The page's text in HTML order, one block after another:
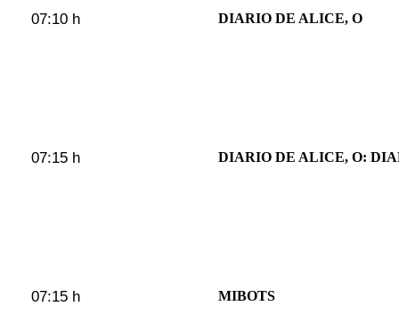
07:10 h DIARIO DE ALICE, O
07:15 h DIARIO DE ALICE, O:
07:15 h MIBOTS